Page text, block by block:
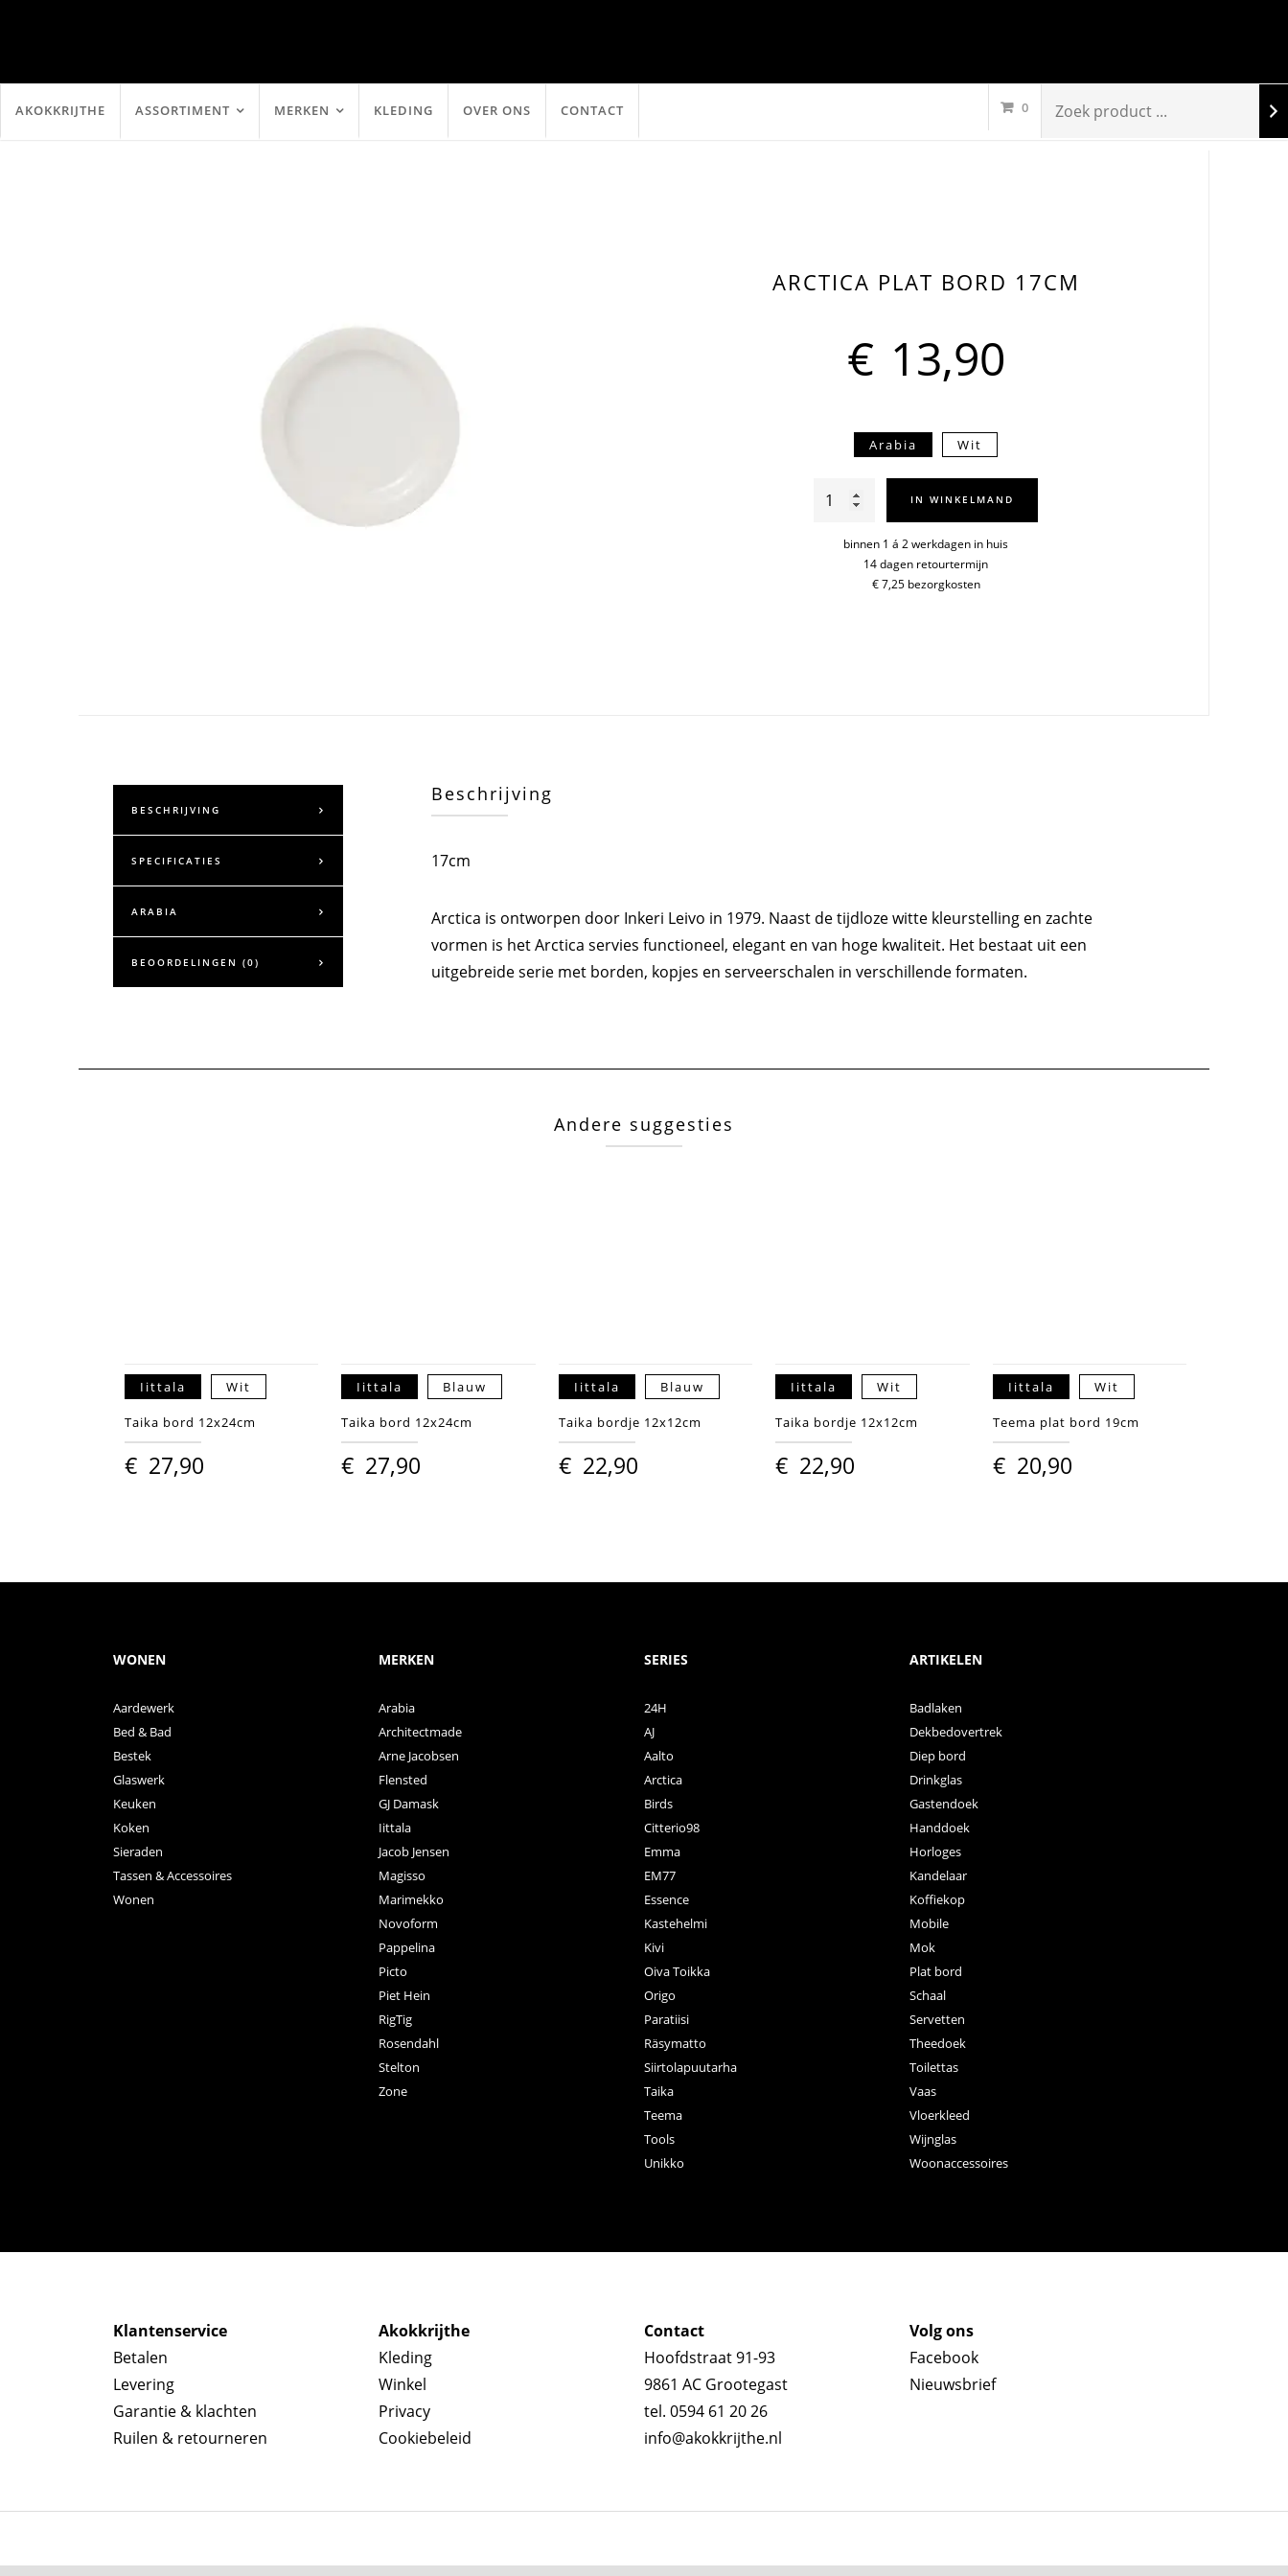
AKOKKRIJTHE ASSORTIMENT MERKEN KLEDING OVER ONS CONTACT 0
ARCTICA PLAT BORD 17CM
€ 13,90
Arabia Wit
Arctica
bord
IN WINKELMAND
binnen 1 á 2 werkdagen in huis
14 dagen retourtermijn
€ 7,25 bezorgkosten
BESCHRIJVING
SPECIFICATIES
ARABIA
BEOORDELINGEN (0)
Beschrijving
17cm
Arctica is ontworpen door Inkeri Leivo in 1979. Naast de tijdloze witte kleurstelling en zachte
vormen is het Arctica servies functioneel, elegant en van hoge kwaliteit. Het bestaat uit een
uitgebreide serie met borden, kopjes en serveerschalen in verschillende formaten.
Andere suggesties
Iittala Wit
Taika bord 12x24cm
€ 27,90
Iittala Blauw
Taika bord 12x24cm
€ 27,90
Iittala Blauw
Taika bordje 12x12cm
€ 22,90
Iittala Wit
Taika bordje 12x12cm
€ 22,90
Iittala Wit
Teema plat bord 19cm
€ 20,90
WONEN
Aardewerk
Bed & Bad
Bestek
Glaswerk
Keuken
Koken
Sieraden
Tassen & Accessoires
Wonen
MERKEN
Arabia
Architectmade
Arne Jacobsen
Flensted
GJ Damask
Iittala
Jacob Jensen
Magisso
Marimekko
Novoform
Pappelina
Picto
Piet Hein
RigTig
Rosendahl
Stelton
Zone
SERIES
24H
AJ
Aalto
Arctica
Birds
Citterio98
Emma
EM77
Essence
Kastehelmi
Kivi
Oiva Toikka
Origo
Paratiisi
Räsymatto
Siirtolapuutarha
Taika
Teema
Tools
Unikko
ARTIKELEN
Badlaken
Dekbedovertrek
Diep bord
Drinkglas
Gastendoek
Handdoek
Horloges
Kandelaar
Koffiekop
Mobile
Mok
Plat bord
Schaal
Servetten
Theedoek
Toilettas
Vaas
Vloerkleed
Wijnglas
Woonaccessoires
Klantenservice
Betalen
Levering
Garantie & klachten
Ruilen & retourneren
Akokkrijthe
Kleding
Winkel
Privacy
Cookiebeleid
Contact
Hoofdstraat 91-93
9861 AC Grootegast
tel. 0594 61 20 26
info@akokkrijthe.nl
Volg ons
Facebook
Nieuwsbrief